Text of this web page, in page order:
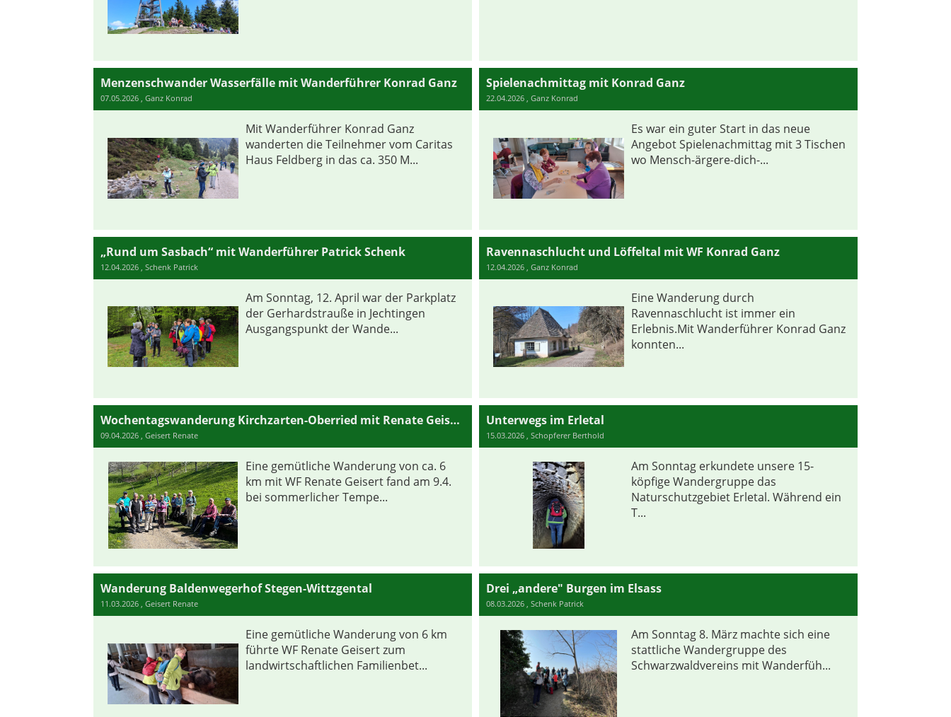
Menzenschwander Wasserfälle mit Wanderführer Konrad Ganz
07.05.2026 , Ganz Konrad
Mit Wanderführer Konrad Ganz
wanderten die Teilnehmer vom Caritas
Haus Feldberg in das ca. 350 M...
Spielenachmittag mit Konrad Ganz
22.04.2026, Ganz Konrad
Es war ein guter Start in das neue
Angebot Spielenachmittag mit 3 Tischen
wo Mensch-ärgere-dich-...
„Rund um Sasbach“ mit Wanderführer Patrick Schenk
12.04.2026 , Schenk Patrick
Am Sonntag, 12. April war der Parkplatz
der Gerhardstrauße in Jechtingen
Ausgangspunkt der Wande...
Ravennaschlucht und Löffeltal mit WF Konrad Ganz
12.04.2026, Ganz Konrad
Eine Wanderung durch
Ravennaschlucht ist immer ein
Erlebnis.Mit Wanderführer Konrad Ganz
konnten...
Wochentagswanderung Kirchzarten-Oberried mit Renate Geisert
09.04.2026 , Geisert Renate
Eine gemütliche Wanderung von ca. 6
km mit WF Renate Geisert fand am 9.4.
bei sommerlicher Tempe...
Unterwegs im Erletal
15.03.2026, Schopferer Berthold
Am Sonntag erkundete unsere 15-
köpfige Wandergruppe das
Naturschutzgebiet Erletal. Während ein
T...
Wanderung Baldenwegerhof Stegen-Wittzgental
11.03.2026 , Geisert Renate
Eine gemütliche Wanderung von 6 km
führte WF Renate Geisert zum
landwirtschaftlichen Familienbet...
Drei „andere" Burgen im Elsass
08.03.2026, Schenk Patrick
Am Sonntag 8. März machte sich eine
stattliche Wandergruppe des
Schwarzwaldvereins mit Wanderfüh...